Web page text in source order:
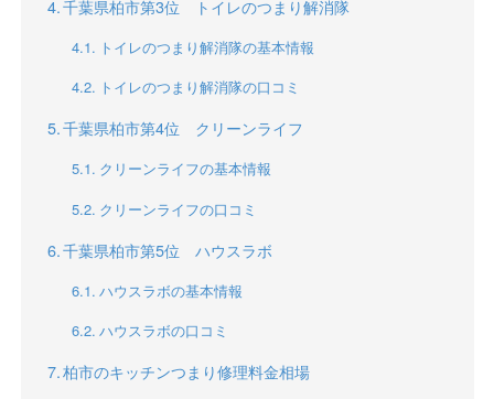
千葉県柏市第3位 トイレのつまり解消隊
トイレのつまり解消隊の基本情報
トイレのつまり解消隊の口コミ
千葉県柏市第4位 クリーンライフ
クリーンライフの基本情報
クリーンライフの口コミ
千葉県柏市第5位 ハウスラボ
ハウスラボの基本情報
ハウスラボの口コミ
柏市のキッチンつまり修理料金相場